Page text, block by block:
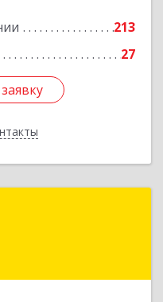
213
27
г, корпус 1504,